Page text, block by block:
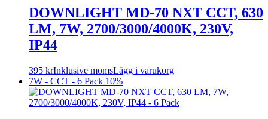
DOWNLIGHT MD-70 NXT CCT, 630
LM, 7W, 2700/3000/4000K, 230V,
IP44
395 krInklusive momsLägg i varukorg
7W - CCT - 6 Pack 10%